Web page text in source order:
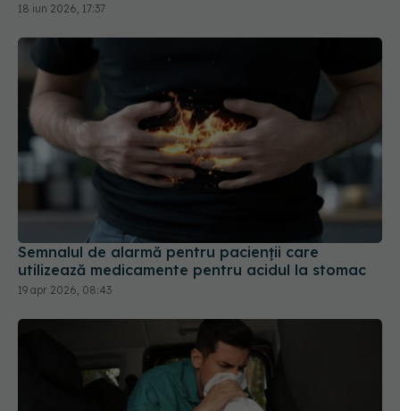
Semnalul de alarmă pentru pacienții care
utilizează medicamente pentru acidul la stomac
19 apr 2026, 08:43